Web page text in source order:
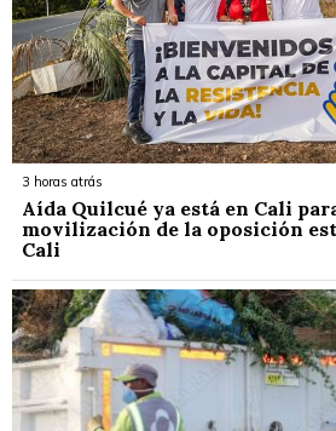
3 horas atrás
Aída Quilcué ya está en Cali
movilización de la oposición
Cali